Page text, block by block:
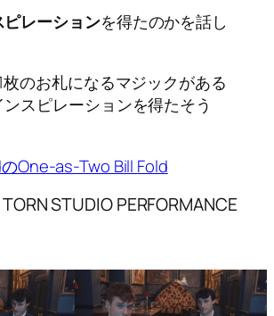
ピレーションを得たのかを話し
のお札になるマジックがある
スピレーションを得たそう
One-as-Two Bill Fold
STUDIO PERFORMANCE